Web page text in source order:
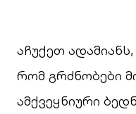
აჩუქეთ
რომ გრძნობები
ამქვეყნიური